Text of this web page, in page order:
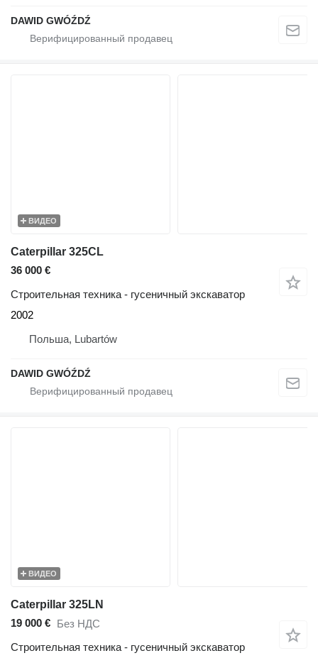
DAWID GWÓŹDŹ
ВИДЕО
Caterpillar 325CL
36 000 €
Строительная техника - гусеничный экскаватор
2002
Польша, Lubartów
DAWID GWÓŹDŹ
ВИДЕО
Caterpillar 325LN
19 000 € Без НДС
Строительная техника - гусеничный экскаватор